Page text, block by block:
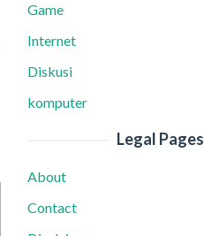
Game
Internet
Diskusi
komputer
Legal Pages
About
Contact